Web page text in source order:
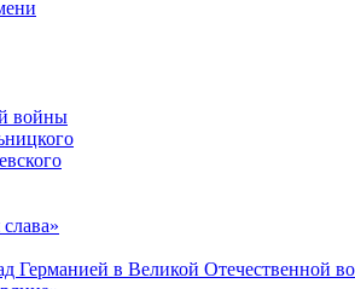
войны
Германией в Великой Отечественной